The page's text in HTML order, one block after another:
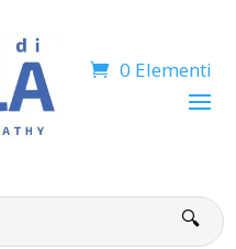
0 Elementi
🔍